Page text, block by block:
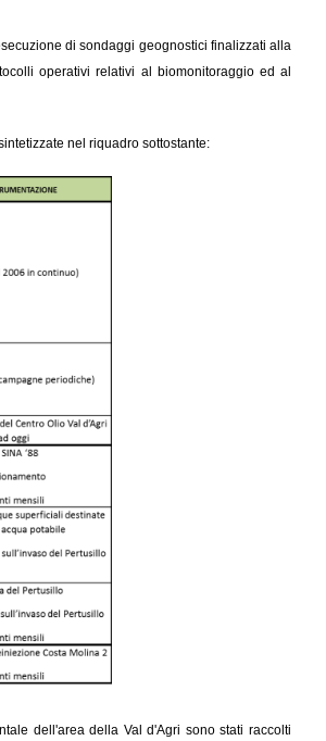
di sondaggi geognostici finalizzati alla
operativi relativi al biomonitoraggio ed al
nel riquadro sottostante:
dell'area della Val d'Agri sono stati raccolti